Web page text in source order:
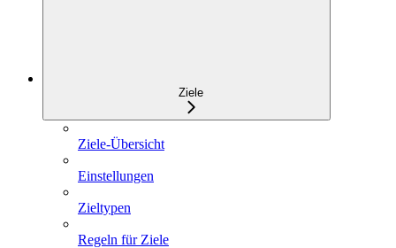
Ziele
Ziele-Übersicht
Einstellungen
Zieltypen
Regeln für Ziele